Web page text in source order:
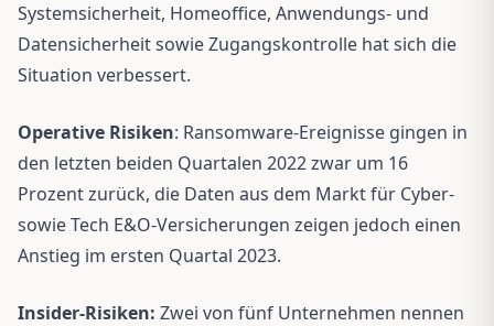
Systemsicherheit, Homeoffice, Anwendungs- und
Datensicherheit sowie Zugangskontrolle hat sich die
Situation verbessert.
Operative Risiken: Ransomware-Ereignisse gingen in
den letzten beiden Quartalen 2022 zwar um 16
Prozent zurück, die Daten aus dem Markt für Cyber-
sowie Tech E&O-Versicherungen zeigen jedoch einen
Anstieg im ersten Quartal 2023.
Insider-Risiken: Zwei von fünf Unternehmen nennen